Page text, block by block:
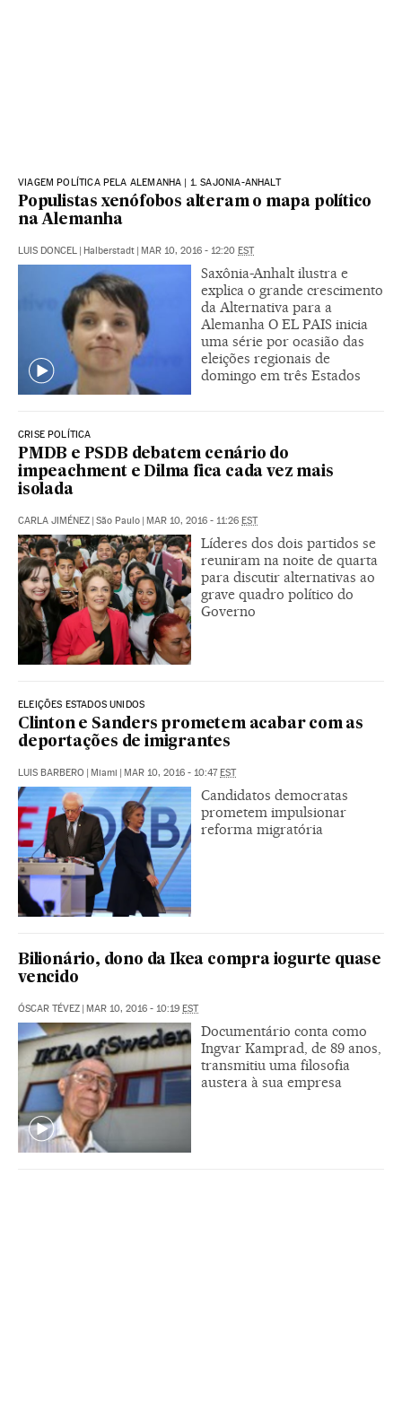
VIAGEM POLÍTICA PELA ALEMANHA | 1. SAJONIA-ANHALT
Populistas xenófobos alteram o mapa político
na Alemanha
LUIS DONCEL | Halberstadt | MAR 10, 2016 - 12:20 EST
Saxônia-Anhalt ilustra e
explica o grande crescimento
da Alternativa para a
Alemanha O EL PAIS inicia
uma série por ocasião das
eleições regionais de
domingo em três Estados
CRISE POLÍTICA
PMDB e PSDB debatem cenário do
impeachment e Dilma fica cada vez mais
isolada
CARLA JIMÉNEZ | São Paulo | MAR 10, 2016 - 11:26 EST
Líderes dos dois partidos se
reuniram na noite de quarta
para discutir alternativas ao
grave quadro político do
Governo
ELEIÇÕES ESTADOS UNIDOS
Clinton e Sanders prometem acabar com as
deportações de imigrantes
LUIS BARBERO | Miami | MAR 10, 2016 - 10:47EST
Candidatos democratas
prometem impulsionar
reforma migratória
Bilionário, dono da Ikea compra iogurte quase
vencido
ÓSCAR TÉVEZ | MAR 10, 2016 - 10:19 EST
Documentário conta como
Ingvar Kamprad, de 89 anos,
transmitiu uma filosofia
austera à sua empresa